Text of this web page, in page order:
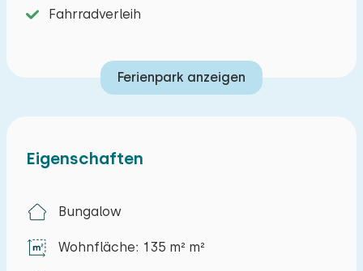
Urlaub, in dem Weite, Ruhe und Gemeinschaft im
Eigenschaften
Bungalow
Wohnfläche: 135 m² m²
Fahrradverleih
Ferienpark anzeigen